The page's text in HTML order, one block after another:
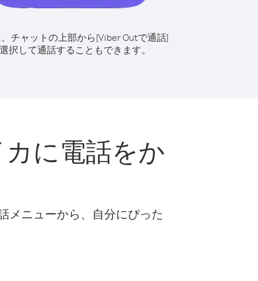
チャットの上部から[Viber Outで通話]
択して通話することもできます。
に電話をか
メニューから、自分にぴった